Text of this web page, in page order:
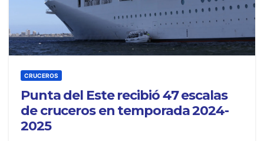
CRUCEROS
Punta del Este recibió 47 escalas
de cruceros en temporada 2024-
2025